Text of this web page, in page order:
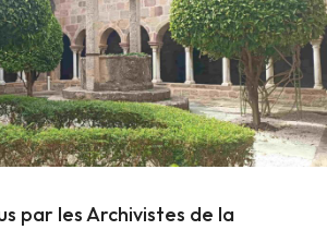
par les Archivistes de la